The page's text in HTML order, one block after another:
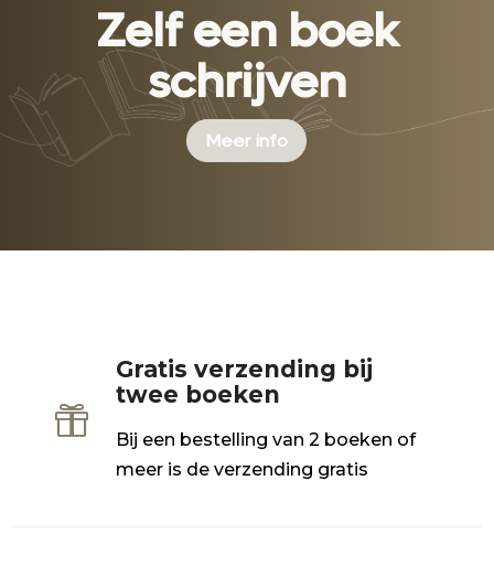
Zelf een boek
schrijven
Meer info

Gratis verzending bij
twee boeken
Bij een bestelling van 2 boeken of
meer is de verzending gratis